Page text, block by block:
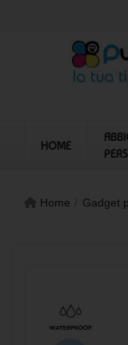
HOME
Home Gadget